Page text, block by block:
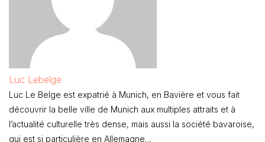
Luc Lebelge
Luc Le Belge est expatrié à Munich, en Bavière et vous fait
découvrir la belle ville de Munich aux multiples attraits et à
l’actualité culturelle très dense, mais aussi la société bavaroise,
qui est si particulière en Allemagne…